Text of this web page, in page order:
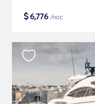
$6,776 /noc